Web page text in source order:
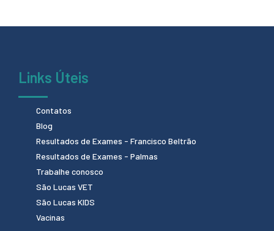
Links Úteis
Contatos
Blog
Resultados de Exames - Francisco Beltrão
Resultados de Exames - Palmas
Trabalhe conosco
São Lucas VET
São Lucas KIDS
Vacinas